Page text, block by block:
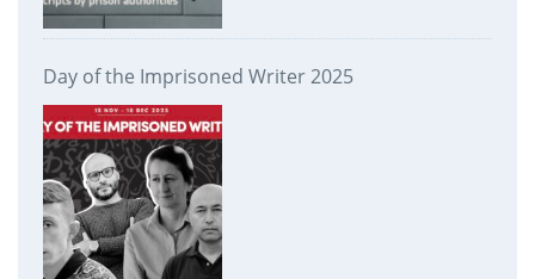
Day of the Imprisoned Writer 2025